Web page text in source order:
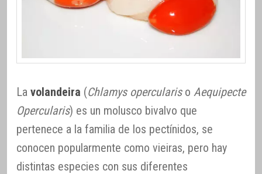
La volandeira (Chlamys operculariso Aequipecte
Opercularis) es un molusco bivalvo que
pertenece a la familia de los pectínidos, se
conocen popularmente como vieiras, pero hay
distintas especies con sus diferentes